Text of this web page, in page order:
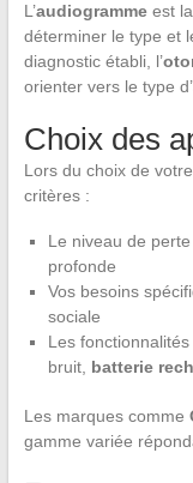
L’audiogrammeest la
déterminer le type et
diagnostic établi, l’
orienter vers le type
Choix des
Lors du choix de
critères :
Le niveau de
profonde
Vos besoins
sociale
Les
bruit, batterie
Les marques comme
gamme variée